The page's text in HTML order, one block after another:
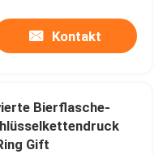
Kontakt
Bierflasche-
Gift